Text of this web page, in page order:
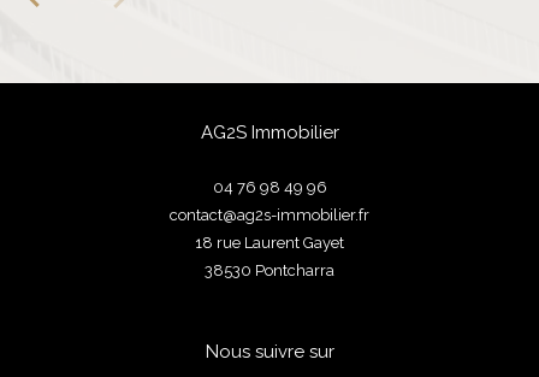
AG2S Immobilier
04 76 98 49 96
contact@ag2s-immobilier.fr
18 rue Laurent Gayet
38530
pontcharra
Nous suivre sur